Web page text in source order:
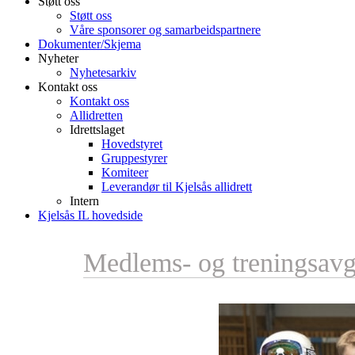
Støtt oss
Våre sponsorer og samarbeidspartnere
Dokumenter/Skjema
Nyheter
Nyhetesarkiv
Kontakt oss
Kontakt oss
Allidretten
Idrettslaget
Hovedstyret
Gruppestyrer
Komiteer
Leverandør til Kjelsås allidrett
Intern
Kjelsås IL hovedside
Medlems- og